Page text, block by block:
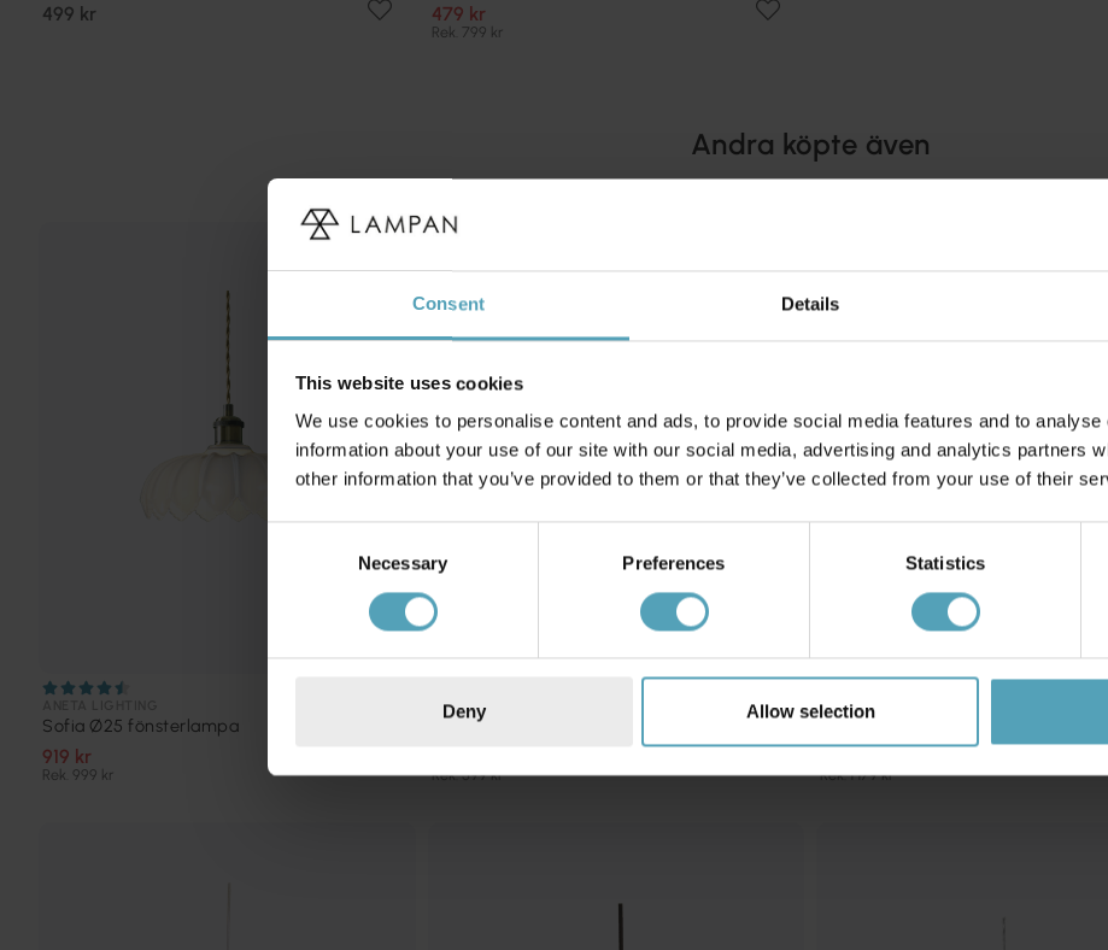
Consent Details
This website uses cookies
We use cookies to personalise content and ads, to provide social media features and to
information about your use of our site with our social media, advertising and analytics partners
other information that you’ve provided to them or that they’ve collected from your use of their
Necessary Preferences Statistics
Deny Allow selection
499 kr 479 kr
Rek. 799 kr
Andra köpte även
Sofia Ø25 fönsterlampa
919 kr
Rek. 999 kr
ANETA LIGHTING
Bell Ø15 fönsterlampa
Rek. 599 kr
ANETA LIGHTING
Epsilon Ø20 fönsterlampa
Rek. 1 179 kr